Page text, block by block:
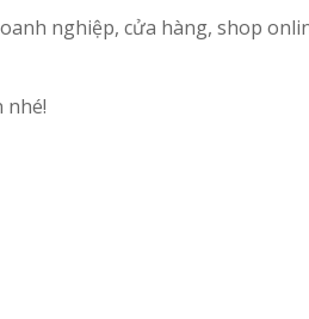
nghiệp, cửa hàng, shop
nhé!